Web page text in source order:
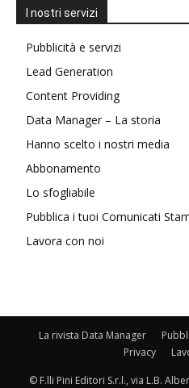
I nostri servizi
Pubblicità e servizi
Lead Generation
Content Providing
Data Manager – La storia
Hanno scelto i nostri media
Abbonamento
Lo sfogliabile
Pubblica i tuoi Comunicati
Lavora con noi
La rivista Data Manager
Privacy
© F.lli Pini Editori S.r.l., via L.B.